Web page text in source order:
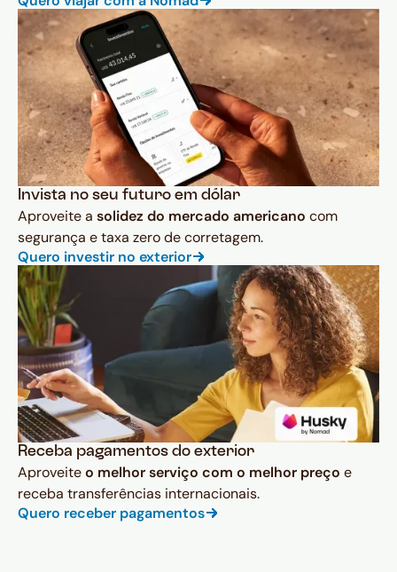
Invista no seu futuro em dólar
Aproveite a solidez do mercado americano com
segurança e taxa zero de corretagem.
Quero investir no exterior
Receba pagamentos do exterior
Aproveiteo melhor serviço com o melhor preço e
receba transferências internacionais.
Quero receber pagamentos